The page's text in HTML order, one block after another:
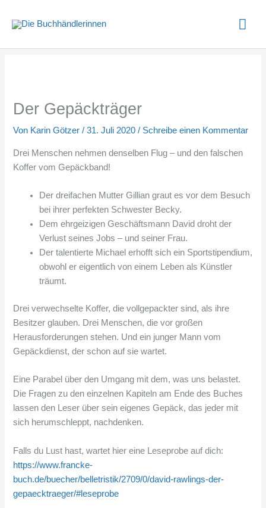
Inhalt
Der Gepäckträger
Von Karin Götzer/31. Juli 2020/ Schreibe einen Kommentar
Drei Menschen nehmen denselben Flug – und den falschen
Koffer vom Gepäckband!
Der dreifachen Mutter Gillian graut es vor dem Besuch
bei ihrer perfekten Schwester Becky.
Dem ehrgeizigen Geschäftsmann David droht der
Verlust seines Jobs – und seiner Frau.
Der talentierte Michael erhofft sich ein Sportstipendium,
obwohl er eigentlich von einem Leben als Künstler
träumt.
Drei verwechselte Koffer, die vollgepackter sind, als ihre
Besitzer glauben. Drei Menschen, die vor großen
Herausforderungen stehen. Und ein junger Mann vom
Gepäckdienst, der schon auf sie wartet.
Eine Parabel über den Umgang mit dem, was uns belastet.
Die Fragen zu den einzelnen Kapiteln am Ende des Buches
lassen den Leser über sein eigenes Gepäck, das jeder mit
sich herumschleppt, nachdenken.
Falls du Lust hast, wartet hier eine Leseprobe auf dich:
https://www.francke-
buch.de/buecher/belletristik/2709/0/david-rawlings-der-
gepaecktraeger/#leseprobe